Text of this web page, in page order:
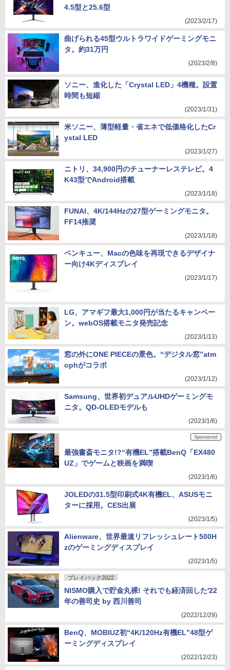
4.5型と25.6型
(2023/2/17)
曲げられる45型ウルトラワイドゲーミングモニ
タ。約31万円
(2023/2/8)
ソニー、進化した「Crystal LED」4機種。設置
時間も短縮
(2023/1/31)
米ソニー、薄型軽量・省エネで低価格化したCr
ystal LED
(2023/1/27)
ニトリ、34,900円のチューナーレステレビ。4
K43型でAndroid搭載
(2023/1/18)
FUNAI、4K/144Hzの27型ゲーミングモニタ。
FF14推奨
(2023/1/18)
ベンキュー、Macの色味を再現できるデザイナ
ー向け4Kディスプレイ
(2023/1/17)
LG、アマギフ最大1,000円が当たるキャンペー
ン。webOS搭載モニタ発売記念
(2023/1/13)
窓の外にONE PIECEの景色。“デジタル窓”atm
ophがコラボ
(2023/1/12)
Samsung、世界初デュアルUHDゲーミングモ
ニタ。QD-OLEDモデルも
(2023/1/6)
最強書斎モニタ!?“有機EL”搭載BenQ「EX480
UZ」でゲームと映画を満喫
(2023/1/6)
JOLEDの31.5型印刷式4K有機EL、ASUSモニ
ターに採用。CES出展
(2023/1/5)
Alienware、世界最速リフレッシュレート500H
zのゲーミングディスプレイ
(2023/1/5)
プレイバック2022
NISMO購入で貯金丸裸! それでも経済回した'22
年の善司史 by 西川善司
(2022/12/29)
BenQ、MOBIUZ初“4K/120Hz有機EL”48型ゲ
ーミングディスプレイ
(2022/12/23)